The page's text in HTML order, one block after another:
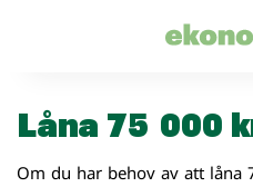
Låna 75 000
Om du har behov av att låna